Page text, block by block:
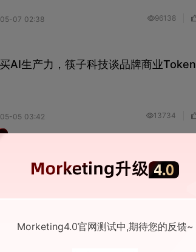
07 02:38 96138
AI生产力，筷子科技谈品牌商业Token
05 03:42 13734
业新未来
Morketing4.0官网测试中,期待您的反馈~